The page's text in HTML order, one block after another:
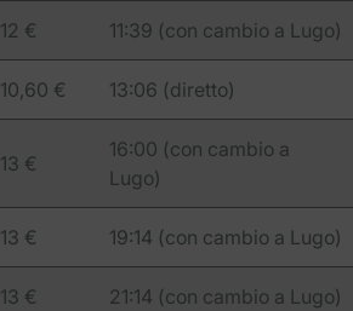
12 € 11:39 (con cambio a Lugo)
10,60 € 13:06 (diretto)
13 €
16:00 (con cambio a
Lugo)
13 € 19:14 (con cambio a Lugo)
13 € 21:14 (con cambio a Lugo)